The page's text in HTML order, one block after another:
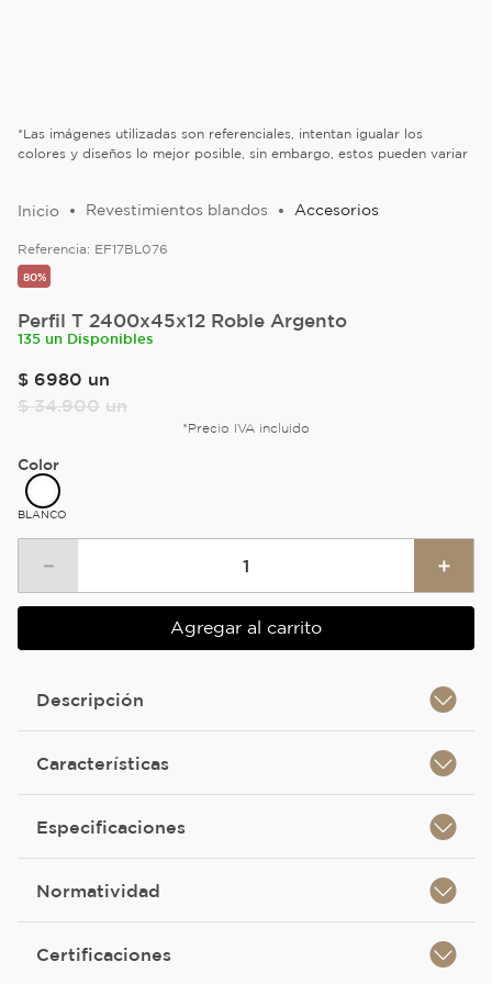
*Las imágenes utilizadas son referenciales, intentan igualar los
colores y diseños lo mejor posible, sin embargo, estos pueden variar
Revestimientos blandos Accesorios
Referencia: EF17BL076
80%
Perfil T 2400x45x12 Roble Argento
135 un Disponibles
$ 6980 un
$ 34.900 un
*Precio IVA incluido
Color
BLANCO
＋
－
Agregar al carrito
Descripción
Características
Especificaciones
Normatividad
Certificaciones